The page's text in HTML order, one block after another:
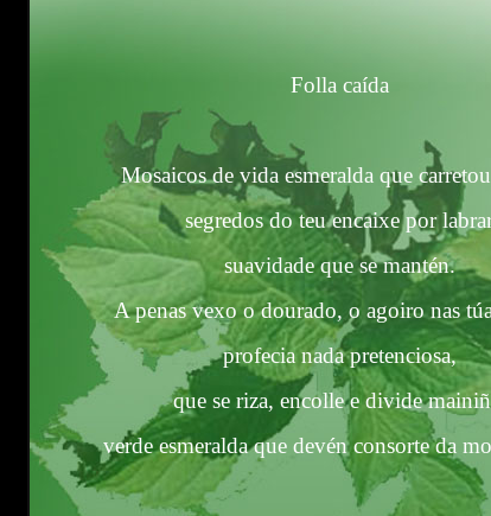
Folla caída
Mosaicos de vida esmeralda que carretou
segredosdoteu encaixepor
suavidadeque se mantén.
A penasvexoodourado, o agoiro nas
profecianada pretenciosa,
quese riza, encollee divide
verdeesmeralda que devén consorte da